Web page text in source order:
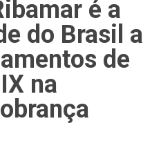
é a
do Brasil a
de
na